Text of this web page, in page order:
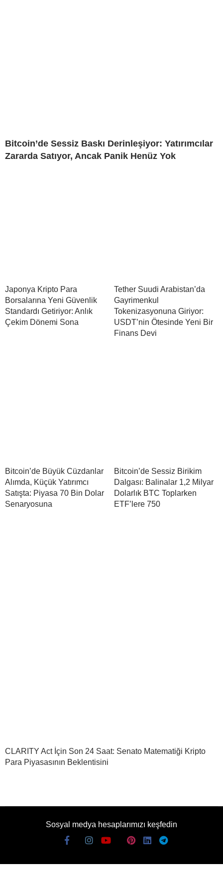
Bitcoin’de Sessiz Baskı Derinleşiyor: Yatırımcılar
Zararda Satıyor, Ancak Panik Henüz Yok
Japonya Kripto Para
Borsalarına Yeni Güvenlik
Standardı Getiriyor: Anlık
Çekim Dönemi Sona
Tether Suudi Arabistan’da
Gayrimenkul
Tokenizasyonuna Giriyor:
USDT’nin Ötesinde Yeni Bir
Finans Devi
Bitcoin’de Büyük Cüzdanlar
Alımda, Küçük Yatırımcı
Satışta: Piyasa 70 Bin Dolar
Senaryosuna
Bitcoin’de Sessiz Birikim
Dalgası: Balinalar 1,2 Milyar
Dolarlık BTC Toplarken
ETF’lere 750
CLARITY Act İçin Son 24 Saat: Senato Matematiği Kripto
Para Piyasasının Beklentisini
Sosyal medya hesaplarımızı keşfedin